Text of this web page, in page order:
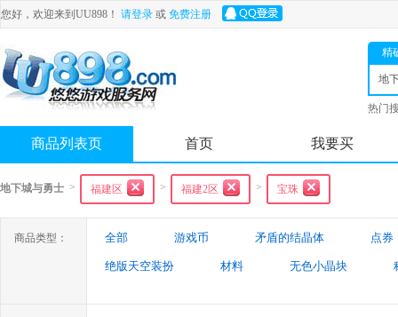
您好，欢迎来到UU898！ 请登录 或 免费注册
精
地
士
热门
商品列表页 首页 我要买
地下城与勇士 > 福建区 > 福建2区 > 宝珠
商品类型： 全部 游戏币 矛盾的结晶体 点券
绝版天空装扮 材料 无色小晶块